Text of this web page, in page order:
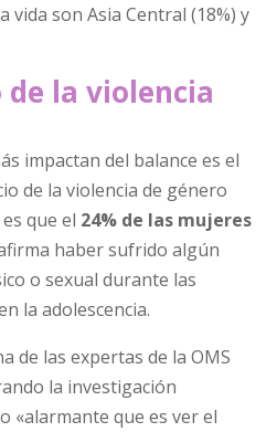
vida son Asia Central (18%) y
de la violencia
impactan del balance es el
de la violencia de género
que el 24% de las mujeres
haber sufrido algún
o sexual durante las
la adolescencia.
de las expertas de la OMS
la investigación
«alarmante que es ver el